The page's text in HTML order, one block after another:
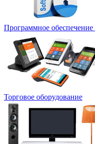
Программное
Торговое оборудование